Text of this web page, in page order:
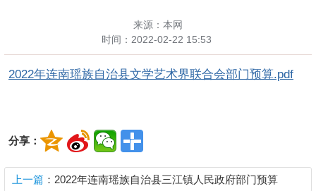
来源：本网
时间： 2022-02-22 15:53
2022年连南瑶族自治县文学艺术界联合会部门预算.pdf
分享：
上一篇 ：2022年连南瑶族自治县三江镇人民政府部门预算